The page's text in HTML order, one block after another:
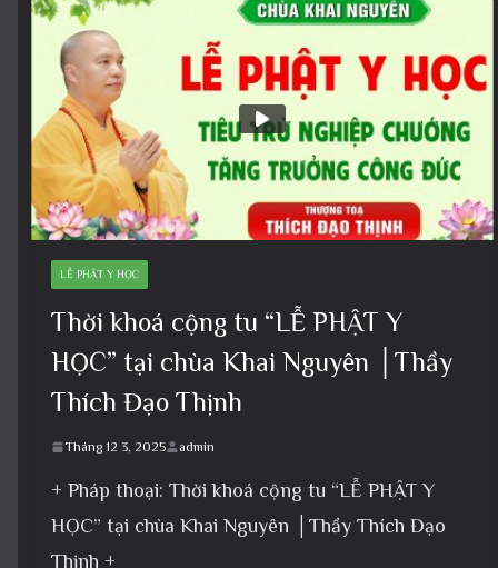
LỄ PHẬT Y HỌC
Thời khoá cộng tu “LỄ PHẬT Y
HỌC” tại chùa Khai Nguyên │Thầy
Thích Đạo Thịnh
Tháng 12 3, 2025 admin
+ Pháp thoại: Thời khoá cộng tu “LỄ PHẬT Y
HỌC” tại chùa Khai Nguyên │Thầy Thích Đạo
Thịnh +